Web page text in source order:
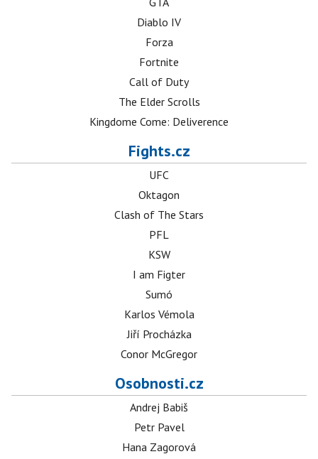
Diablo IV
Forza
Fortnite
Call of Duty
The Elder Scrolls
Kingdome Come: Deliverence
Fights.cz
UFC
Oktagon
Clash of The Stars
PFL
KSW
I am Figter
Sumó
Karlos Vémola
Jiří Procházka
Conor McGregor
Osobnosti.cz
Andrej Babiš
Petr Pavel
Hana Zagorová